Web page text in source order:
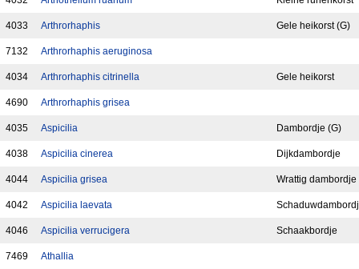
4033 Arthrorhaphis Gele heikorst (G)
7132 Arthrorhaphis aeruginosa
4034 Arthrorhaphis citrinella Gele heikorst
4690 Arthrorhaphis grisea
4035 Aspicilia Dambordje (G)
4038 Aspicilia cinerea Dijkdambordje
4044 Aspicilia grisea Wrattig dambordje
4042 Aspicilia laevata
4046 Aspicilia verrucigera Schaakbordje
7469 Athallia